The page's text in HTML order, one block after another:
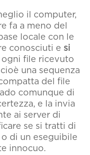
il computer,
fa a meno del
locale con le
conosciuti e si
ogni file ricevuto
una sequenza
del file
comunque di
e la invia
ai server di
se si tratti di
di un eseguibile
innocuo.